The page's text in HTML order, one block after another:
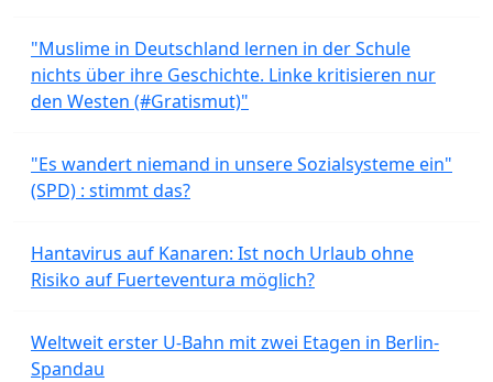
"Muslime in Deutschland lernen in der Schule
nichts über ihre Geschichte. Linke kritisieren nur
den Westen (#Gratismut)"
"Es wandert niemand in unsere Sozialsysteme ein"
(SPD) : stimmt das?
Hantavirus auf Kanaren: Ist noch Urlaub ohne
Risiko auf Fuerteventura möglich?
Weltweit erster U-Bahn mit zwei Etagen in Berlin-
Spandau